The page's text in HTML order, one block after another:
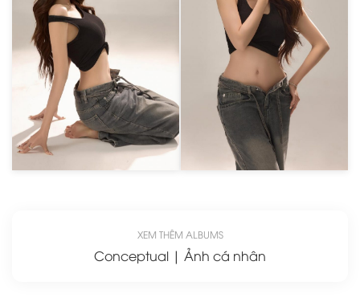
XEM THÊM ALBUMS
Conceptual | Ảnh cá nhân